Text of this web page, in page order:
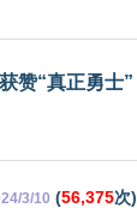
赞“真正勇士”
3/10 (56,375次)